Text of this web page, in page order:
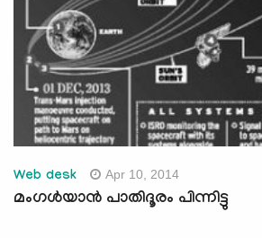
Web desk Apr 10, 2014
മംഗള്‍യാന്‍ പാതിദൂരം പിന്നിട്ടു